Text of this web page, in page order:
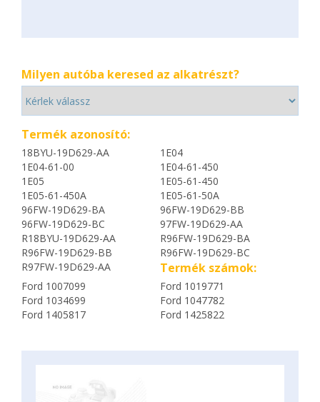
Milyen autóba keresed az alkatrészt?
Termék azonosító:
18BYU-19D629-AA
1E04
1E04-61-00
1E04-61-450
1E05
1E05-61-450
1E05-61-450A
1E05-61-50A
96FW-19D629-BA
96FW-19D629-BB
96FW-19D629-BC
97FW-19D629-AA
R18BYU-19D629-AA
R96FW-19D629-BA
R96FW-19D629-BB
R96FW-19D629-BC
R97FW-19D629-AA
Termék számok:
Ford 1007099
Ford 1019771
Ford 1034699
Ford 1047782
Ford 1405817
Ford 1425822